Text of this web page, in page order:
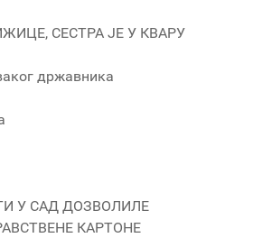
СЕСТРА ЈЕ У КВАРУ
државника
У САД ДОЗВОЛИЛЕ
КАРТОНЕ